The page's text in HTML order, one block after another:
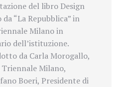
del libro Design
“La Repubblica” in
Milano in
dell’istituzione.
da Carla Morogallo,
Milano,
Boeri, Presidente di